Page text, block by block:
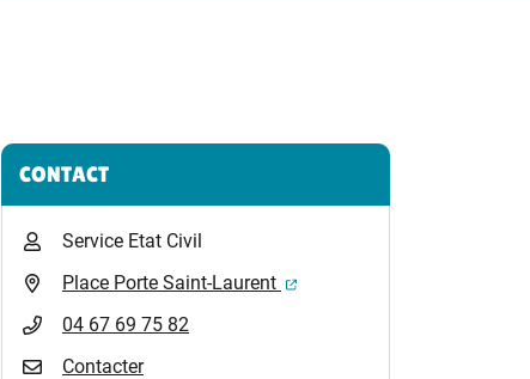
Informations complémentaires
CONTACT
Service Etat Civil
Place Porte Saint-Laurent
(ouverture dans un nouvel
04 67 69 75 82
Contacter